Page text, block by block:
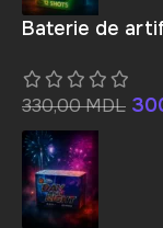
Baterie de
330,00MDL